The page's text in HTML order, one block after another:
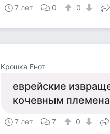
7 лет 0 0
Крошка Енот
еврейские
кочевным
7 лет 7 0